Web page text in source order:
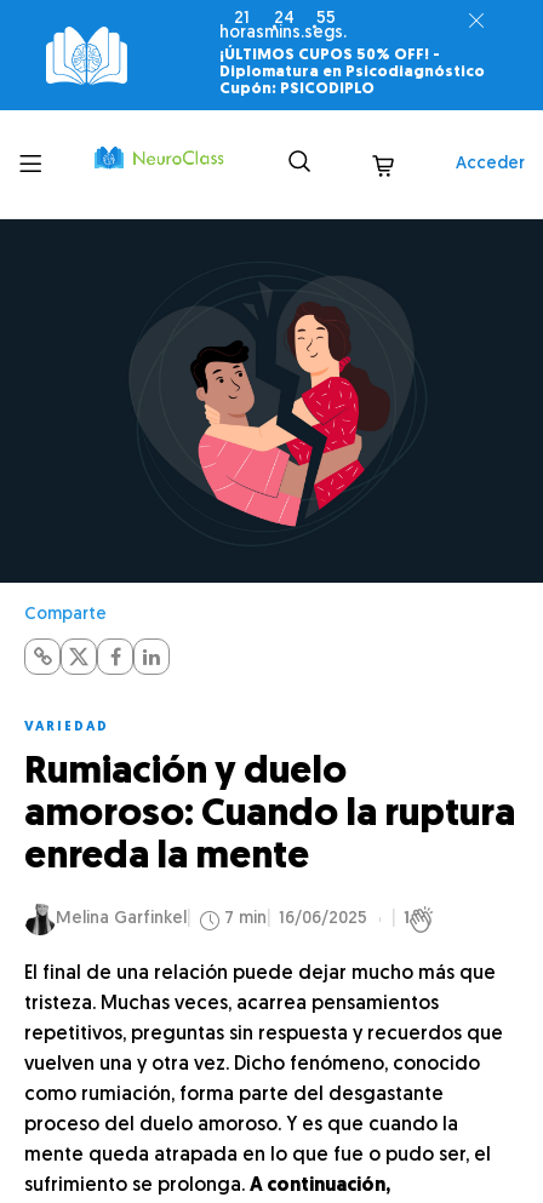
21
horas
24
mins.
53
segs.
¡ÚLTIMOS CUPOS 50% OFF! -
Diplomatura en Psicodiagnóstico
Cupón: PSICODIPLO
Toggle
menu
Acceder
Comparte
VARIEDAD
Rumiación y duelo
amoroso: Cuando la ruptura
enreda la mente
Melina Garfinkel 7 min 16/06/2025 1
El final de una relación puede dejar mucho más que
tristeza. Muchas veces, acarrea pensamientos
repetitivos, preguntas sin respuesta y recuerdos que
vuelven una y otra vez. Dicho fenómeno, conocido
como rumiación, forma parte del desgastante
proceso del duelo amoroso. Y es que cuando la
mente queda atrapada en lo que fue o pudo ser, el
sufrimiento se prolonga. A continuación,